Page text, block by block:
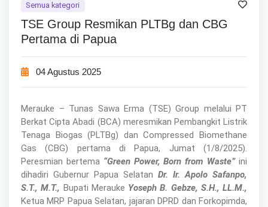
Semua kategori
TSE Group Resmikan PLTBg dan CBG
Pertama di Papua
04 Agustus 2025
Merauke – Tunas Sawa Erma (TSE) Group melalui PT
Berkat Cipta Abadi (BCA) meresmikan Pembangkit Listrik
Tenaga Biogas (PLTBg) dan Compressed Biomethane
Gas (CBG) pertama di Papua, Jumat (1/8/2025).
Peresmian bertema “Green Power, Born from Waste”ini
dihadiri Gubernur Papua Selatan Dr. Ir. Apolo Safanpo,
S.T., M.T., Bupati Merauke Yoseph B. Gebze, S.H., LL.M.,
Ketua MRP Papua Selatan, jajaran DPRD dan Forkopimda,